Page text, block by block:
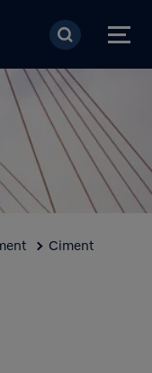
la conţinutul
Ciment